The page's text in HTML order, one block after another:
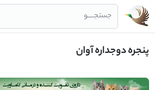
جستجــــو
پنجره دوجداره آوان